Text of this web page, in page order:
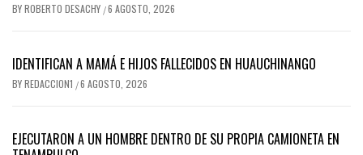
BYROBERTO DESACHY /6 AGOSTO, 2026
IDENTIFICAN A MAMÁ E HIJOS FALLECIDOS EN HUAUCHINANGO
BYREDACCION1 /6 AGOSTO, 2026
EJECUTARON A UN HOMBRE DENTRO DE SU PROPIA CAMIONETA EN